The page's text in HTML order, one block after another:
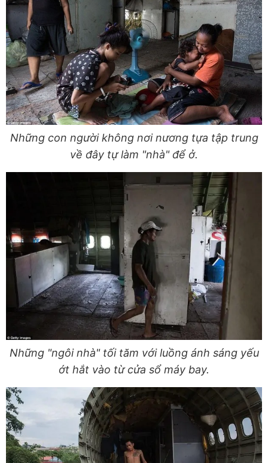
Những con người không nơi nương tựa tập trung
về đây tự làm "nhà" để ở.
Những "ngôi nhà" tối tăm với luồng ánh sáng yếu
ớt hắt vào từ cửa sổ máy bay.